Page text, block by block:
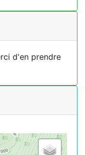
d'en prendre